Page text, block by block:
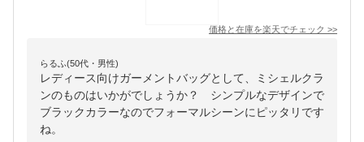
価格と在庫を楽天でチェック >>
らるふ(50代・男性)
レディース向けガーメントバッグとして、ミシェルクラ
ンのものはいかがでしょうか？ シンプルなデザインで
ブラックカラーなのでフォーマルシーンにピッタリです
ね。